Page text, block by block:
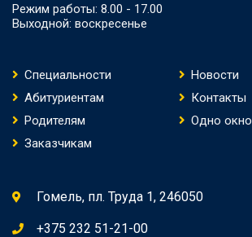
Режим работы: 8.00 - 17.00
Выходной: воскресенье
Специальности
Новости
Абитуриентам
Контакты
Родителям
Одно окно
Заказчикам
Гомель, пл. Труда 1, 246050
+375 232 51-21-00